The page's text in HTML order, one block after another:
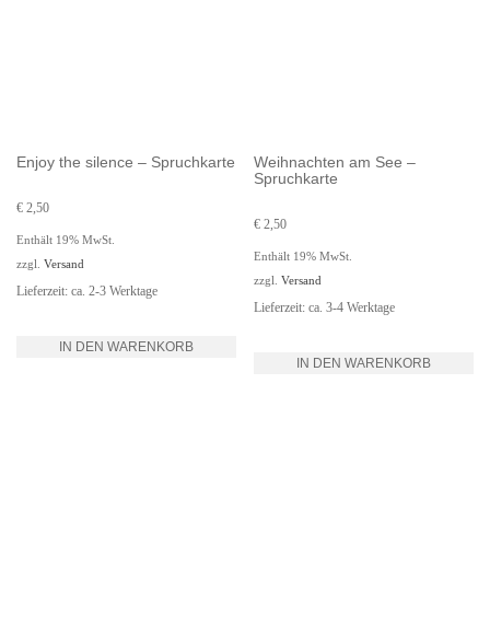
Enjoy the silence – Spruchkarte
€ 2,50
Enthält 19% MwSt.
zzgl. Versand
Lieferzeit: ca. 2-3 Werktage
IN DEN WARENKORB
Weihnachten am See –
Spruchkarte
€ 2,50
Enthält 19% MwSt.
zzgl.Versand
Lieferzeit: ca. 3-4 Werktage
IN DEN WARENKORB